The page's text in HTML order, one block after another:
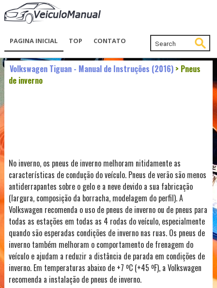
PAGINA INICIAL TOP CONTATO
Volkswagen Tiguan - Manual de Instruções (2016)> Pneus
de inverno
No inverno, os pneus de inverno melhoram nitidamente as
características de condução do veículo. Pneus de verão são menos
antiderrapantes sobre o gelo e a neve devido a sua fabricação
(largura, composição da borracha, modelagem do perfil). A
Volkswagen recomenda o uso de pneus de inverno ou de pneus para
todas as estações em todas as 4 rodas do veículo, especialmente
quando são esperadas condições de inverno nas ruas. Os pneus de
inverno também melhoram o comportamento de frenagem do
veículo e ajudam a reduzir a distância de parada em condições de
inverno. Em temperaturas abaixo de +7 ºC (+45 ºF), a Volkswagen
recomenda a instalação de pneus de inverno.